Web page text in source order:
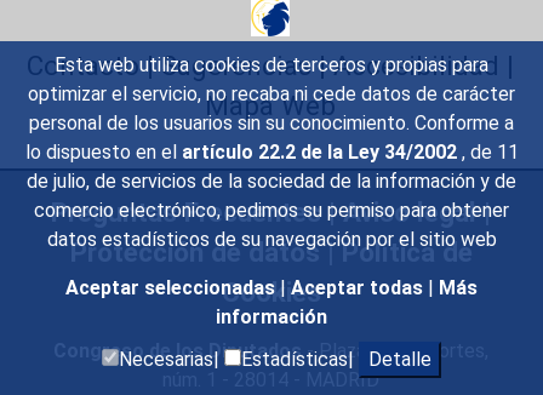
Esta web utiliza cookies de terceros y propias para
optimizar el servicio, no recaba ni cede datos de carácter
personal de los usuarios sin su conocimiento. Conforme a
lo dispuesto en el artículo 22.2 de la Ley 34/2002 , de 11
de julio, de servicios de la sociedad de la información y de
comercio electrónico, pedimos su permiso para obtener
datos estadísticos de su navegación por el sitio web
Aceptar seleccionadas | Aceptar todas | Más
información
Necesarias|
Estadísticas| Detalle
Contacto|Sugerencias|Accesibilidad |
Mapa Web
Preguntas Frecuentes|Aviso legal|
Protección de datos|Política de
Cookies
Congreso de los Diputados- Plaza de las Cortes,
núm. 1 - 28014 - MADRID